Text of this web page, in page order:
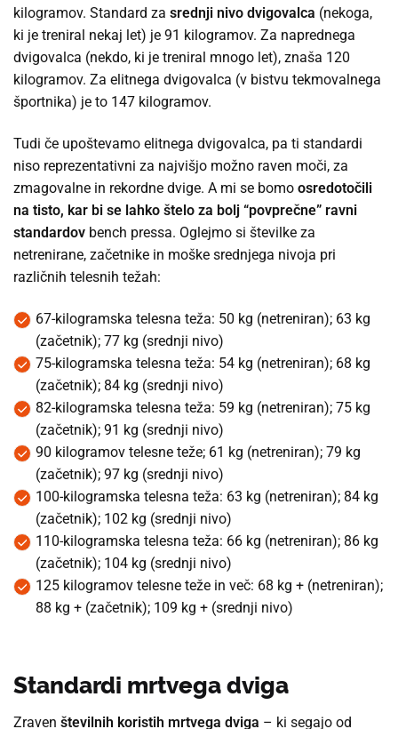
kilogramov. Standard za srednji nivo dvigovalca (nekoga,
ki je treniral nekaj let) je 91 kilogramov. Za naprednega
dvigovalca (nekdo, ki je treniral mnogo let), znaša 120
kilogramov. Za elitnega dvigovalca (v bistvu tekmovalnega
športnika) je to 147 kilogramov.
Tudi če upoštevamo elitnega dvigovalca, pa ti standardi
niso reprezentativni za najvišjo možno raven moči, za
zmagovalne in rekordne dvige. A mi se bomo osredotočili
na tisto, kar bi se lahko štelo za bolj “povprečne” ravni
standardov bench pressa. Oglejmo si številke za
netrenirane, začetnike in moške srednjega nivoja pri
različnih telesnih težah:
67-kilogramska telesna teža: 50 kg (netreniran); 63 kg
(začetnik); 77 kg (srednji nivo)
75-kilogramska telesna teža: 54 kg (netreniran); 68 kg
(začetnik); 84 kg (srednji nivo)
82-kilogramska telesna teža: 59 kg (netreniran); 75 kg
(začetnik); 91 kg (srednji nivo)
90 kilogramov telesne teže; 61 kg (netreniran); 79 kg
(začetnik); 97 kg (srednji nivo)
100-kilogramska telesna teža: 63 kg (netreniran); 84 kg
(začetnik); 102 kg (srednji nivo)
110-kilogramska telesna teža: 66 kg (netreniran); 86 kg
(začetnik); 104 kg (srednji nivo)
125 kilogramov telesne teže in več: 68 kg + (netreniran);
88 kg + (začetnik); 109 kg + (srednji nivo)
Standardi mrtvega dviga
Zraven številnih koristih mrtvega dviga – ki segajo od